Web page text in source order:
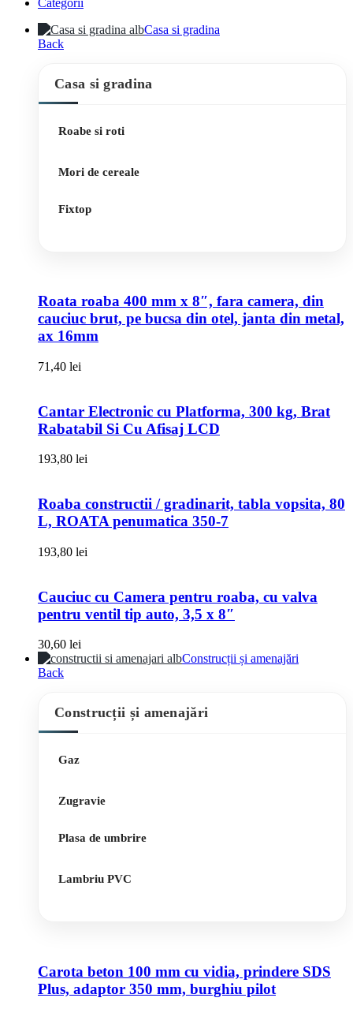
Casa si gradina
Back
Casa si gradina
Roabe si roti
Mori de cereale
Fixtop
Roata roaba 400 mm x 8″, fara camera, din
cauciuc brut, pe bucsa din otel, janta din metal,
ax 16mm
71,40 lei
Cantar Electronic cu Platforma, 300 kg, Brat
Rabatabil Si Cu Afisaj LCD
193,80 lei
Roaba constructii / gradinarit, tabla vopsita, 80
L, ROATA penumatica 350-7
193,80 lei
Cauciuc cu Camera pentru roaba, cu valva
pentru ventil tip auto, 3,5 x 8″
30,60 lei
Construcții și amenajări
Back
Construcții și amenajări
Gaz
Zugravie
Plasa de umbrire
Lambriu PVC
Carota beton 100 mm cu vidia, prindere SDS
Plus, adaptor 350 mm, burghiu pilot